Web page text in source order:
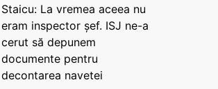
Staicu: La vremea aceea nu
eram inspector șef. ISJ ne-a
cerut să depunem
documente pentru
decontarea navetei